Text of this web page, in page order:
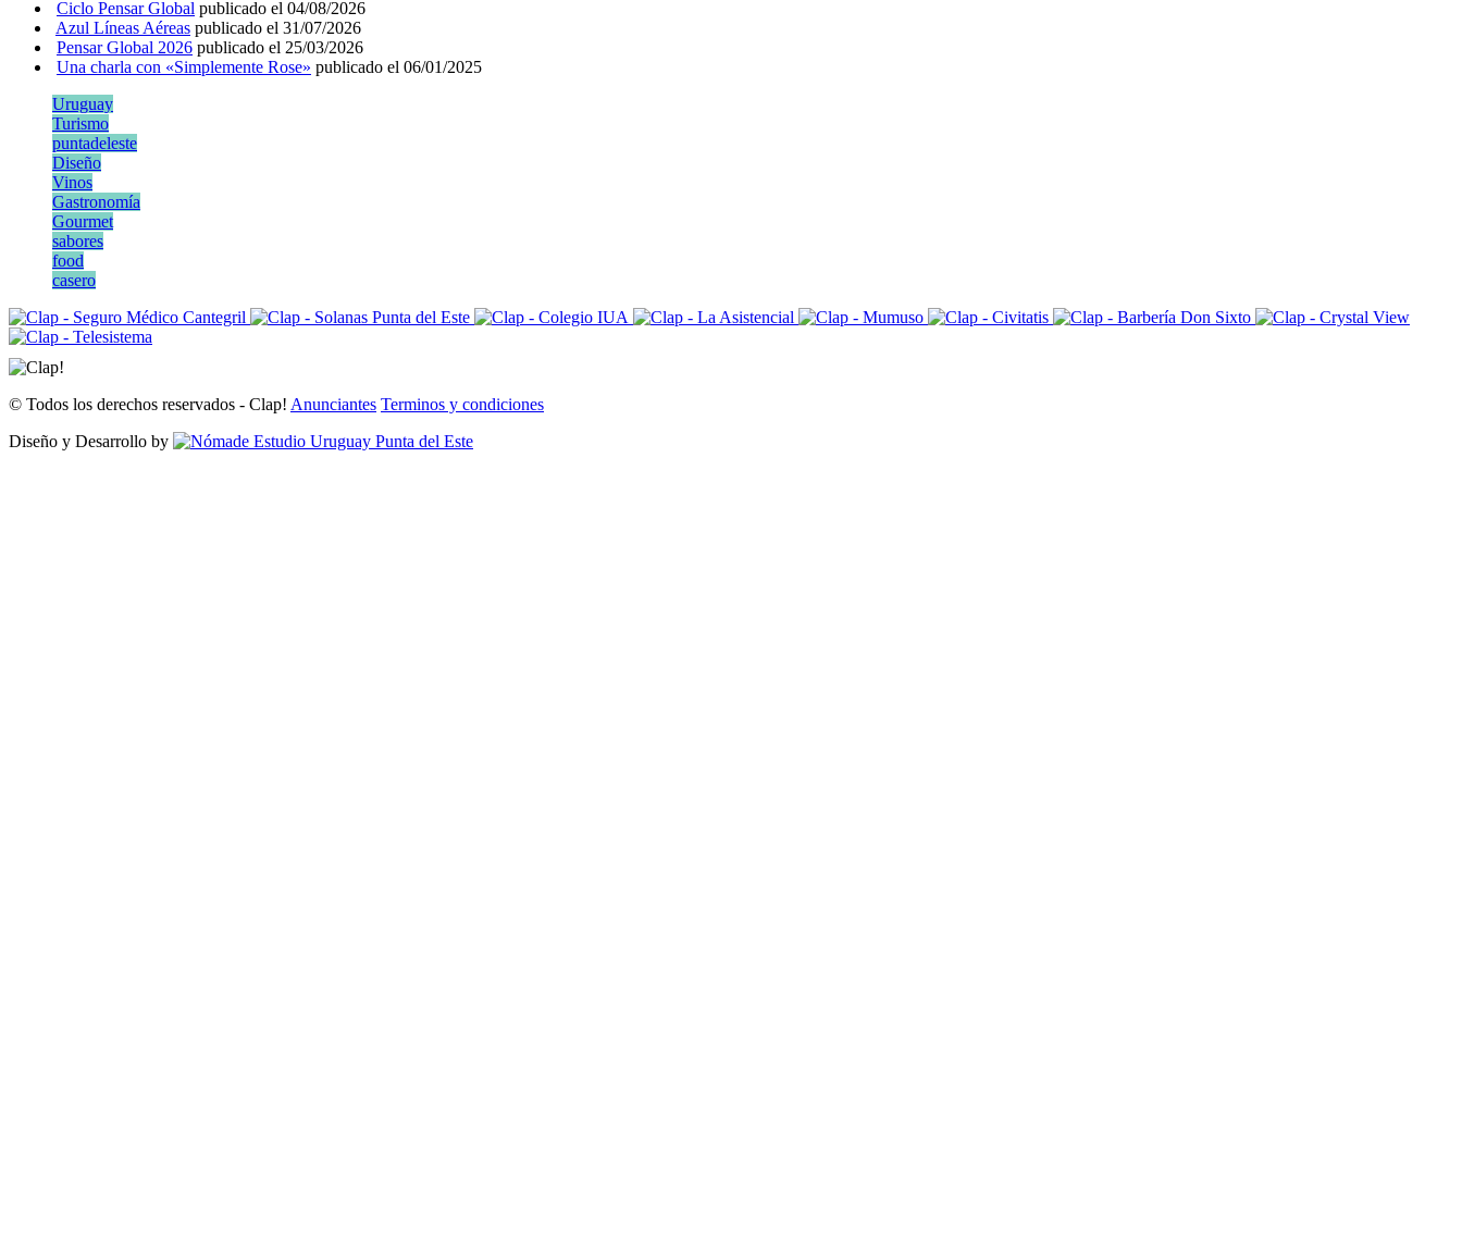
Ciclo Pensar Global publicado el 04/08/2026
Azul Líneas Aéreas publicado el 31/07/2026
Pensar Global 2026 publicado el 25/03/2026
Una charla con «Simplemente Rose» publicado el 06/01/2025
Uruguay
Turismo
puntadeleste
Diseño
Vinos
Gastronomía
Gourmet
sabores
food
casero
© Todos los derechos reservados - Clap! Anunciantes Terminos y condiciones
Diseño y Desarrollo by